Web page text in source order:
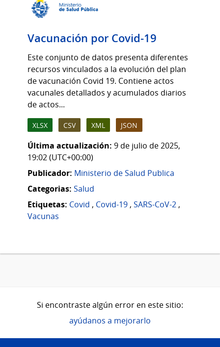
Vacunación por Covid-19
Este conjunto de datos presenta diferentes
recursos vinculados a la evolución del plan
de vacunación Covid 19. Contiene actos
vacunales detallados y acumulados diarios
de actos...
XLSX CSV XML JSON
Última actualización: 9 de julio de 2025,
19:02 (UTC+00:00)
Publicador: Ministerio de Salud Publica
Categorias: Salud
Etiquetas: Covid , Covid-19 , SARS-CoV-2 ,
Vacunas
Si encontraste algún error en este sitio:
ayúdanos a mejorarlo